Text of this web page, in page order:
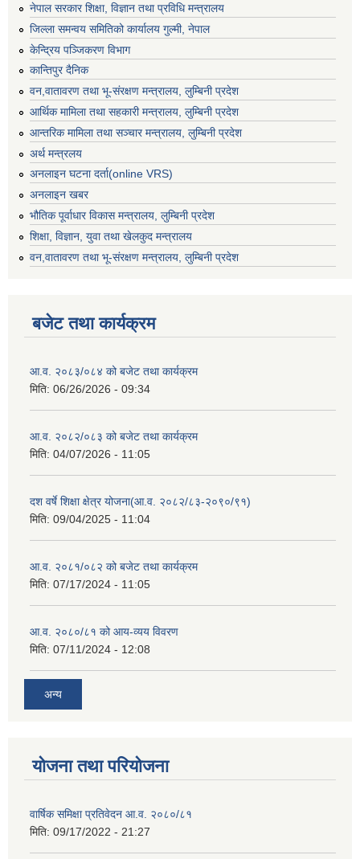
नेपाल सरकार शिक्षा, विज्ञान तथा प्रविधि मन्त्रालय
जिल्ला समन्वय समितिको कार्यालय गुल्मी, नेपाल
केन्द्रिय पञ्जिकरण विभाग
कान्तिपुर दैनिक
वन,वातावरण तथा भू-संरक्षण मन्त्रालय, लुम्बिनी प्रदेश
आर्थिक मामिला तथा सहकारी मन्त्रालय, लुम्बिनी प्रदेश
आन्तरिक मामिला तथा सञ्चार मन्त्रालय, लुम्बिनी प्रदेश
अर्थ मन्त्रलय
अनलाइन घटना दर्ता(online VRS)
अनलाइन खबर
भौतिक पूर्वाधार विकास मन्त्रालय, लुम्बिनी प्रदेश
शिक्षा, विज्ञान, युवा तथा खेलकुद मन्‍‍त्रालय
वन,वातावरण तथा भू-संरक्षण मन्त्रालय, लुम्बिनी प्रदेश
बजेट तथा कार्यक्रम
आ.व. २०८३/०८४ को बजेट तथा कार्यक्रम
मिति: 06/26/2026 - 09:34
आ.व. २०८२/०८३ को बजेट तथा कार्यक्रम
मिति: 04/07/2026 - 11:05
दश वर्षे शिक्षा क्षेत्र योजना(आ.व. २०८२/८३-२०९०/९१)
मिति: 09/04/2025 - 11:04
आ.व. २०८१/०८२ को बजेट तथा कार्यक्रम
मिति: 07/17/2024 - 11:05
आ.व. २०८०/८१ को आय-व्यय विवरण
मिति: 07/11/2024 - 12:08
अन्य
योजना तथा परियोजना
वार्षिक समिक्षा प्रतिवेदन आ.व. २०८०/८१
मिति: 09/17/2022 - 21:27